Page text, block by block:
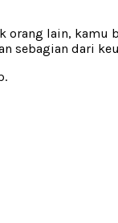
lain,
sebagian dari